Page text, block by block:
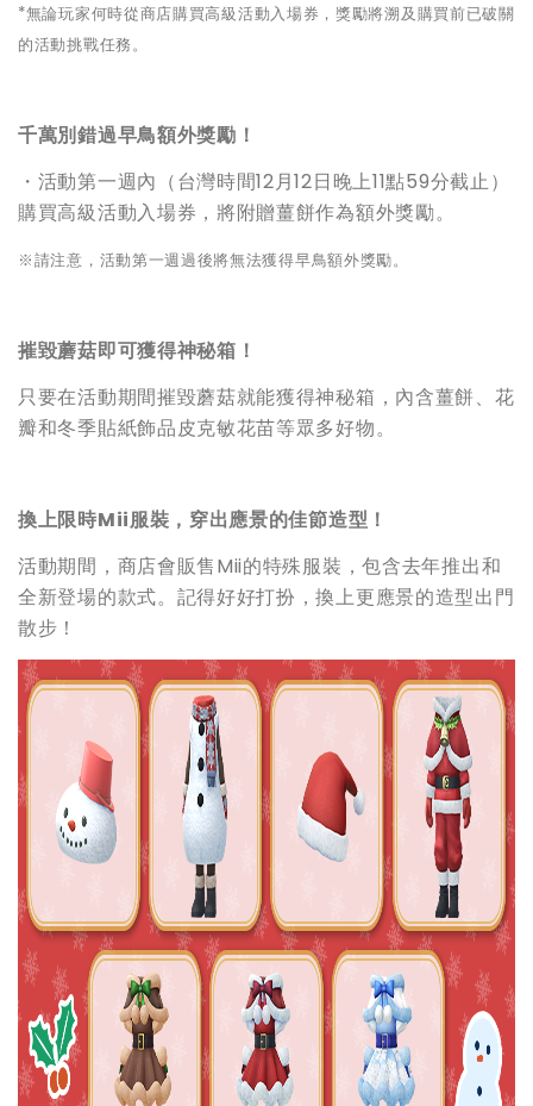
*無論玩家何時從商店購買高級活動入場券，獎勵將溯及購買前已破關
的活動挑戰任務。
千萬別錯過早鳥額外獎勵！
・活動第一週內（台灣時間12月12日晚上11點59分截止）
購買高級活動入場券，將附贈薑餅作為額外獎勵。
※請注意，活動第一週過後將無法獲得早鳥額外獎勵。
摧毀蘑菇即可獲得神秘箱！
只要在活動期間摧毀蘑菇就能獲得神秘箱，內含薑餅、花
瓣和冬季貼紙飾品皮克敏花苗等眾多好物。
換上限時Mii服裝，穿出應景的佳節造型！
活動期間，商店會販售Mii的特殊服裝，包含去年推出和
全新登場的款式。記得好好打扮，換上更應景的造型出門
散步！